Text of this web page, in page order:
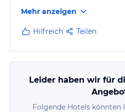
Mehr anzeigen
Hilfreich Teilen
Leider haben wir für
Folgende Hotels könnten